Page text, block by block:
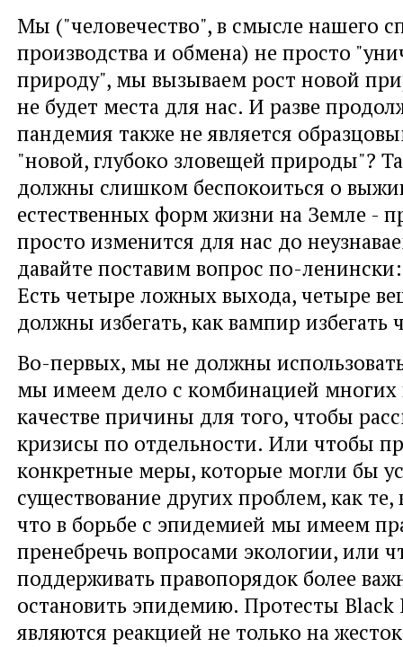
Мы ("человечество", в смысле нашего
производства и обмена) не просто
природу", мы вызываем рост новой
не будет места для нас. И разве
пандемия также не является
"новой, глубоко зловещей природы"?
должны слишком беспокоиться о
естественных форм жизни на Земле -
просто изменится для нас до
давайте поставим вопрос по-
Есть четыре ложных выхода, четыре
должны избегать, как вампир избегать
Во-первых, мы не должны
мы имеем дело с комбинацией многих
качестве причины для того, чтобы
кризисы по отдельности. Или чтобы
конкретные меры, которые могли бы
существование других проблем, как те,
что в борьбе с эпидемией мы имеем
пренебречь вопросами экологии, или
поддерживать правопорядок более
остановить эпидемию. Протесты Black
являются реакцией не только на